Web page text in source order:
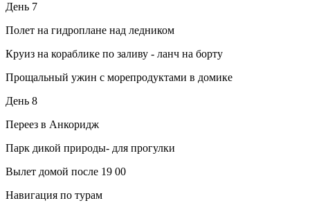
День 7
Полет на гидроплане над ледником
Круиз на кораблике по заливу - ланч на борту
Прощальный ужин с морепродуктами в домике
День 8
Переез в Анкоридж
Парк дикой природы- для прогулки
Вылет домой после 19 00
Навигация по турам